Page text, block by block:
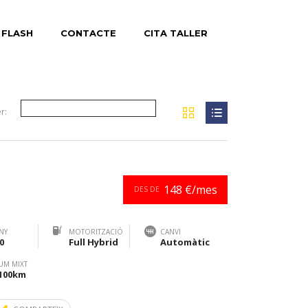
CONTACTE CITA TALLER
DES DE 148 €/mes
MOTORITZACIÓ
Full Hybrid
CANVI
Automàtic
MIXT